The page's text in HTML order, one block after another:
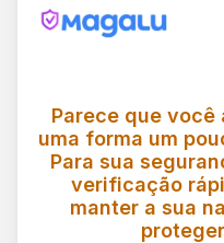
Parece que você
uma forma um
Para sua
verificação
manter a sua